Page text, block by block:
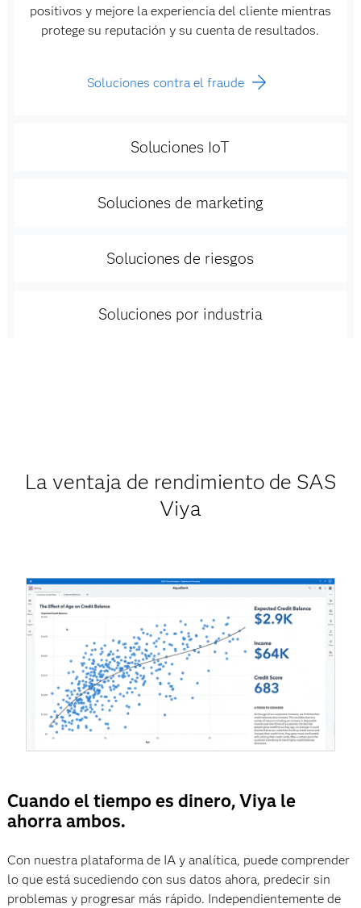
positivos y mejore la experiencia del cliente mientras
protege su reputación y su cuenta de resultados.
Soluciones contra el fraude
Soluciones IoT
Soluciones de marketing
Soluciones de riesgos
Soluciones por industria
La ventaja de rendimiento de SAS
Viya
Cuando el tiempo es dinero, Viya le
ahorra ambos.
Con nuestra plataforma de IA y analítica, puede comprender
lo que está sucediendo con sus datos ahora, predecir sin
problemas y progresar más rápido. Independientemente de